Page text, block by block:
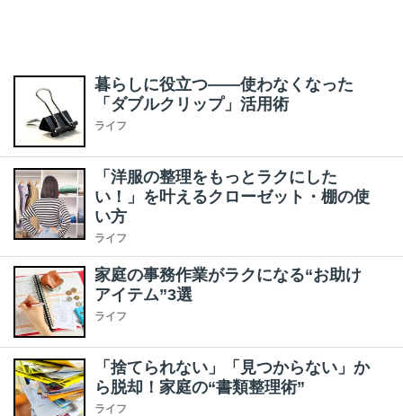
暮らしに役立つ――使わなくなった
「ダブルクリップ」活用術
ライフ
「洋服の整理をもっとラクにした
い！」を叶えるクローゼット・棚の使
い方
ライフ
家庭の事務作業がラクになる“お助け
アイテム”3選
ライフ
「捨てられない」「見つからない」か
ら脱却！家庭の“書類整理術”
ライフ